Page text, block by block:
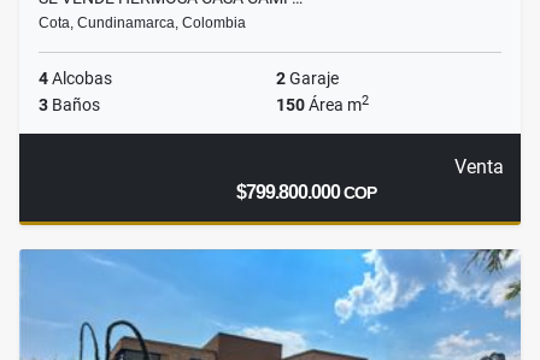
Cota, Cundinamarca, Colombia
4Alcobas 2Garaje
3 Baños 150Área m2
Venta
$799.800.000COP